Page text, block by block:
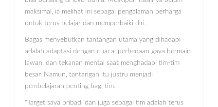
maksimal, ia melihat ini sebagai pengalaman berharga
untuk terus belajar dan memperbaiki diri.
Bagas menyebutkan tantangan utama yang dihadapi
adalah adaptasi dengan cuaca, perbedaan gaya bermain
lawan, dan tekanan mental saat menghadapi tim-tim
besar. Namun, tantangan itu justru menjadi
pembelajaran penting bagi tim.
"Target saya pribadi dan juga sebagai tim adalah terus